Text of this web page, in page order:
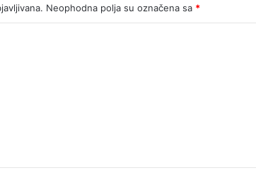
Neophodna polja su označena sa *